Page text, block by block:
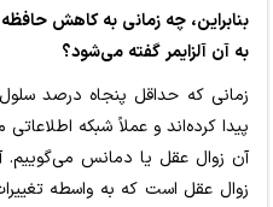
بنابراین، چه زمانی به کاهش
به آن آلزایمر گفته می‌شود؟
زمانی که حداقل پنجاه درصد
پیدا کرده‌اند و عملاً شبکه
آن زوال عقل یا دمانس می‌گوییم.
زوال عقل است که به واسطه